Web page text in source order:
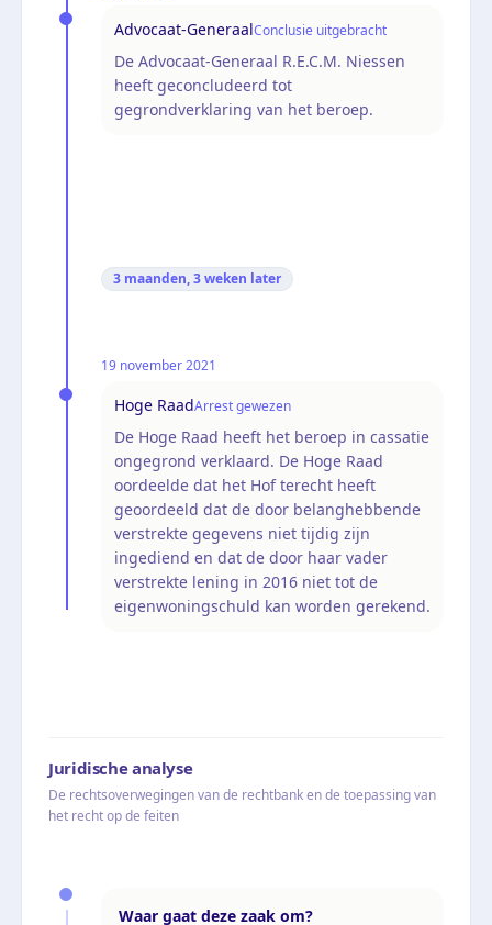
Advocaat-GeneraalConclusie uitgebracht
De Advocaat-Generaal R.E.C.M. Niessen
heeft geconcludeerd tot
gegrondverklaring van het beroep.
3 maanden, 3 weken later
19 november 2021
Hoge RaadArrest gewezen
De Hoge Raad heeft het beroep in cassatie
ongegrond verklaard. De Hoge Raad
oordeelde dat het Hof terecht heeft
geoordeeld dat de door belanghebbende
verstrekte gegevens niet tijdig zijn
ingediend en dat de door haar vader
verstrekte lening in 2016 niet tot de
eigenwoningschuld kan worden gerekend.
Juridische analyse
De rechtsoverwegingen van de rechtbank en de toepassing van
het recht op de feiten
Waar gaat deze zaak om?